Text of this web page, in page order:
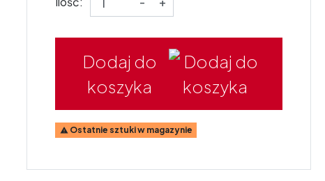
Dodaj do
koszyka
 Ostatnie sztuki w magazynie